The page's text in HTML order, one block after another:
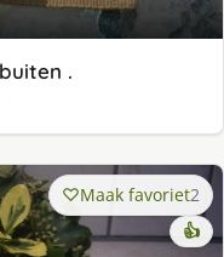
.
Maak favoriet2
👍